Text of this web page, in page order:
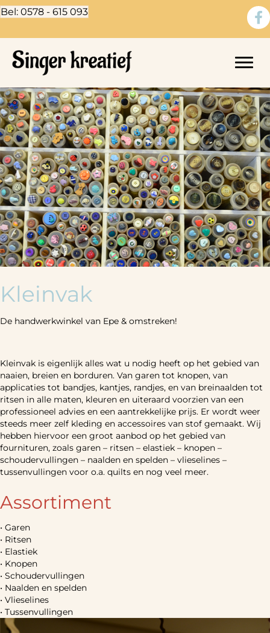
Bel: 0578 - 615 093
Kleinvak
De handwerkwinkel van Epe & omstreken!
Kleinvak is eigenlijk alles wat u nodig heeft op het gebied van
naaien, breien en borduren. Van garen tot knopen, van
applicaties tot bandjes, kantjes, randjes, en van breinaalden tot
ritsen in alle maten, kleuren en uiteraard voorzien van een
professioneel advies en een aantrekkelijke prijs. Er wordt weer
steeds meer zelf kleding en accessoires van stof gemaakt. Wij
hebben hiervoor een groot aanbod op het gebied van
fournituren, zoals garen – ritsen – elastiek – knopen –
schoudervullingen – naalden en spelden – vlieselines –
tussenvullingen voor o.a. quilts en nog veel meer.
Assortiment
• Garen
• Ritsen
• Elastiek
• Knopen
• Schoudervullingen
• Naalden en spelden
• Vlieselines
• Tussenvullingen